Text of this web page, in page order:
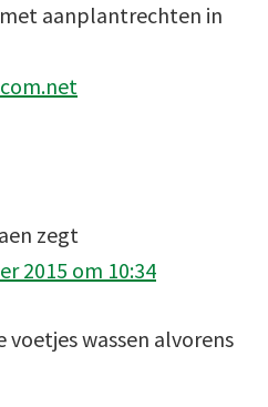
aanplantrechten in
zegt
2015 om 10:34
voetjes wassen alvorens